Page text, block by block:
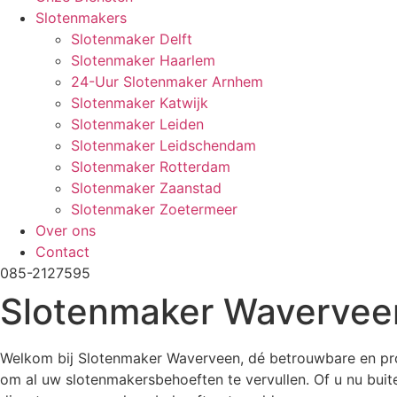
Slotenmakers
Slotenmaker Delft
Slotenmaker Haarlem
24-Uur Slotenmaker Arnhem
Slotenmaker Katwijk
Slotenmaker Leiden
Slotenmaker Leidschendam
Slotenmaker Rotterdam
Slotenmaker Zaanstad
Slotenmaker Zoetermeer
Over ons
Contact
085-2127595
Slotenmaker
Welkom bij Slotenmaker Waverveen, dé betrouwbare en
om al uw slotenmakersbehoeften te vervullen. Of u nu